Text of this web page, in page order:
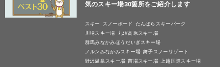
気のスキー場30箇所をご紹介します
スキー スノーボード
たんばらスキーパーク
川場スキー場
丸沼高原スキー場
群馬みなかみほうだいぎスキー場
ノルンみなかみスキー場 舞子スノーリゾート
野沢温泉スキー場 苗場スキー場 上越国際スキー場